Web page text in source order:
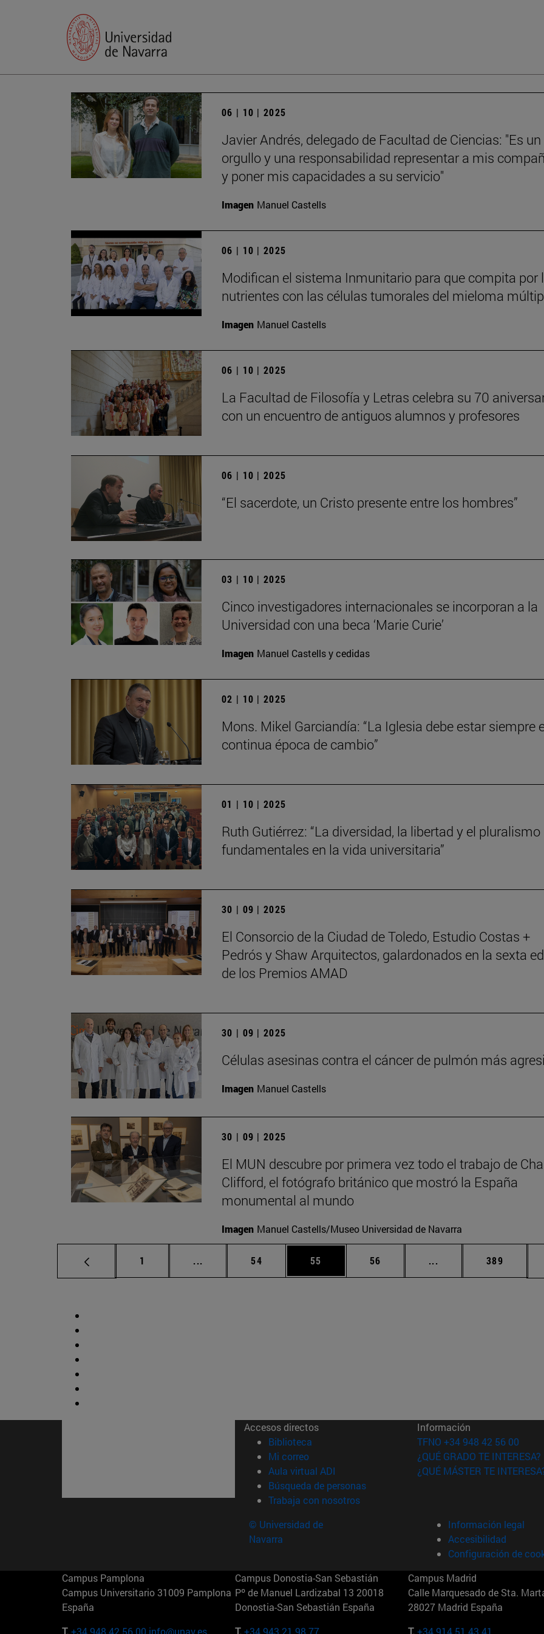
06 | 10 | 2025
Javier Andrés, delegado de Facultad de Ciencias: "Es un
orgullo y una responsabilidad representar a mis
y poner mis capacidades a su servicio"
Imagen Manuel Castells
06 | 10 | 2025
Modifican el sistema Inmunitario para que compita por
nutrientes con las células tumorales del mieloma
Imagen Manuel Castells
06 | 10 | 2025
La Facultad de Filosofía y Letras celebra su 70
con un encuentro de antiguos alumnos y profesores
06 | 10 | 2025
“El sacerdote, un Cristo presente entre los hombres”
03 | 10 | 2025
Cinco investigadores internacionales se incorporan a la
Universidad con una beca ‘Marie Curie’
Imagen Manuel Castells y cedidas
02 | 10 | 2025
Mons. Mikel Garciandía: “La Iglesia debe estar siempre
continua época de cambio”
01 | 10 | 2025
Ruth Gutiérrez: “La diversidad, la libertad y el
fundamentales en la vida universitaria”
30 | 09 | 2025
El Consorcio de la Ciudad de Toledo, Estudio Costas +
Pedrós y Shaw Arquitectos, galardonados en la sexta
de los Premios AMAD
30 | 09 | 2025
Células asesinas contra el cáncer de pulmón más
Imagen Manuel Castells
30 | 09 | 2025
El MUN descubre por primera vez todo el trabajo de
Clifford, el fotógrafo británico que mostró la España
monumental al mundo
Imagen Manuel Castells/Museo Universidad de Navarra
Página
1 ... Páginas intermedias Use TAB para desplazarse.
Página
54 Página
55 Página
56 ... Páginas intermedias
Página
389
Accesos directos
Biblioteca (abre en nueva ventana)
Mi correo(abre en nueva ventana)
Aula virtual ADI (abre en nueva ventana)
Búsqueda de personas(abre en nueva ventana)
Trabaja con nosotros(abre en nueva ventana)
Información
TFNO +34 948 42 56 00
¿QUÉ GRADO TE INTERESA?
¿QUÉ MÁSTER TE
© Universidad de
Navarra
Información legal
Accesibilidad
Configuración de
Campus Pamplona
Campus Universitario 31009 Pamplona
España
T. +34 948 42 56 00 info@unav.es
Campus Donostia-San Sebastián
Pº de Manuel Lardizabal 13 20018
Donostia-San Sebastián España
T. +34 943 21 98 77
Campus Madrid
Calle Marquesado de Sta.
28027 Madrid España
T. +34 914 51 43 41